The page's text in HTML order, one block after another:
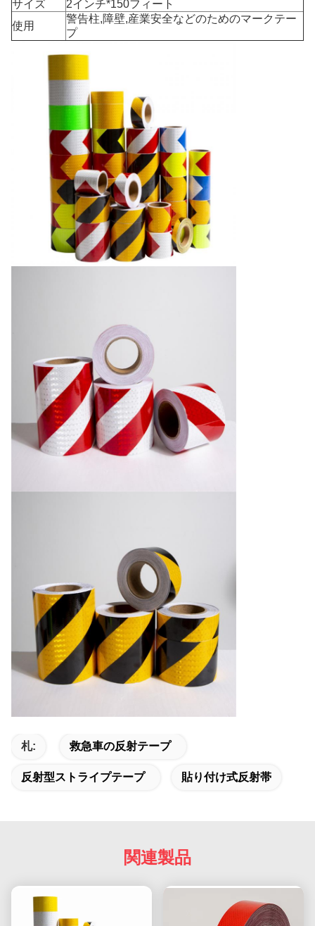
サイズ
2インチ*150フィート
使用
警告柱,障壁,産業安全などのためのマークテー
プ
札: 救急車の反射テープ
反射型ストライプテープ 貼り付け式反射帯
関連製品